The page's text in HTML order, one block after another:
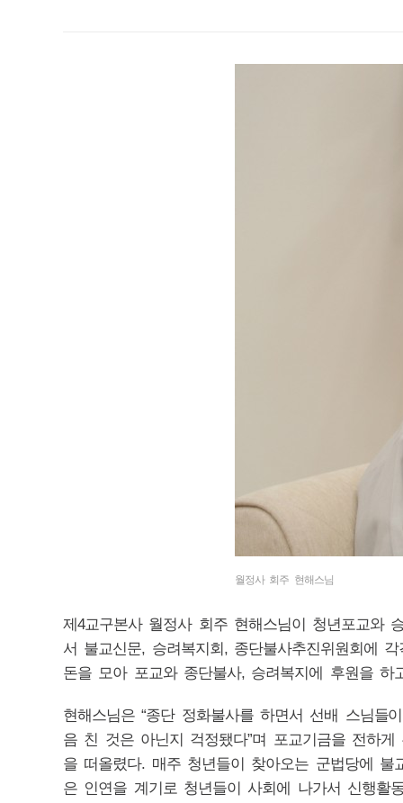
월정사 회주 현해스님
제4교구본사 월정사 회주 현해스님이 청년포교와
서 불교신문, 승려복지회, 종단불사추진위원회에
돈을 모아 포교와 종단불사, 승려복지에 후원을
현해스님은 “종단 정화불사를 하면서 선배 스님
음 친 것은 아닌지 걱정됐다”며 포교기금을 전하
을 떠올렸다. 매주 청년들이 찾아오는 군법당에
은 인연을 계기로 청년들이 사회에 나가서 신행활